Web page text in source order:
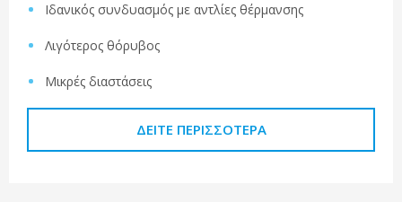
Ιδανικός συνδυασμός με αντλίες θέρμανσης
Λιγότερος θόρυβος
Μικρές διαστάσεις
ΔΕΊΤΕ ΠΕΡΙΣΣΌΤΕΡΑ